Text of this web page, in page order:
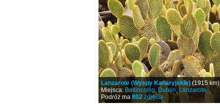
Lanzarote (Wyspy Kanaryjskie)(1915 km)
Miejsca: Ballincollig,Dublin,Lanzarote
Podróż ma802zdjęcia